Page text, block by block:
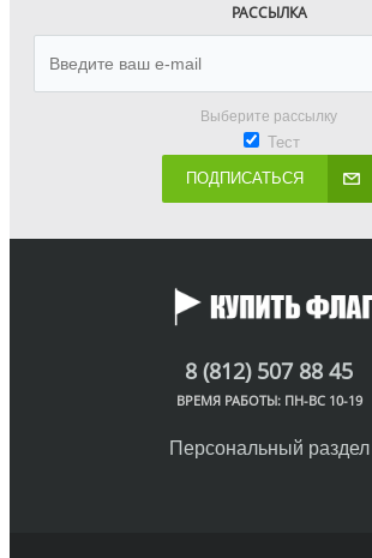
РАССЫЛКА
Выберите рассылку
Тест
ПОДПИСАТЬСЯ
8 (812) 507 88 45
ВРЕМЯ РАБОТЫ: ПН-ВС 10-19
Персональный раздел